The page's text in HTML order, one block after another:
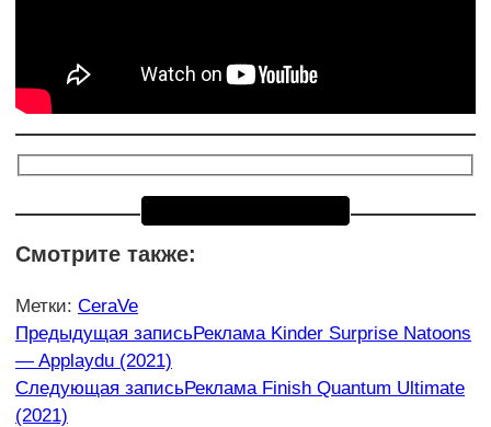
Смотрите также:
Метки: CeraVe
Еще
статьи
Предыдущая записьРеклама Kinder Surprise Natoons
— Applaydu (2021)
Следующая записьРеклама Finish Quantum Ultimate
(2021)